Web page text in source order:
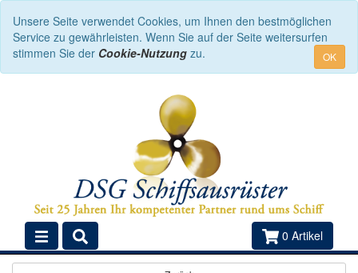
Unsere Seite verwendet Cookies, um Ihnen den bestmöglichen
Service zu gewährleisten. Wenn Sie auf der Seite weitersurfen
stimmen Sie der Cookie-Nutzung zu. OK
0 Artikel